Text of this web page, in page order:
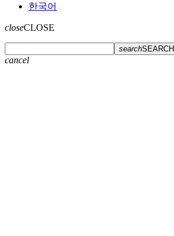
한국어
closeCLOSE
searchSEARCH
cancel